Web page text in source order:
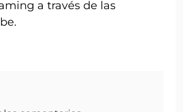
a través de las